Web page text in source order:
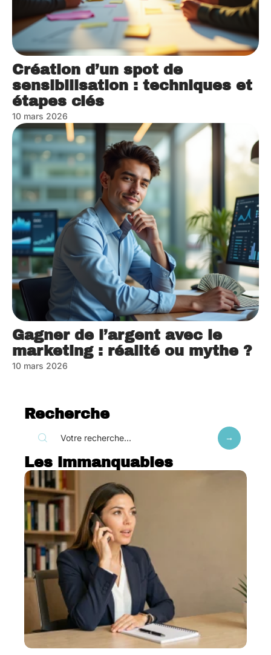
Création d’un spot de
sensibilisation : techniques et
étapes clés
10 mars 2026
Gagner de l’argent avec le
marketing : réalité ou mythe ?
10 mars 2026
Recherche
Les immanquables